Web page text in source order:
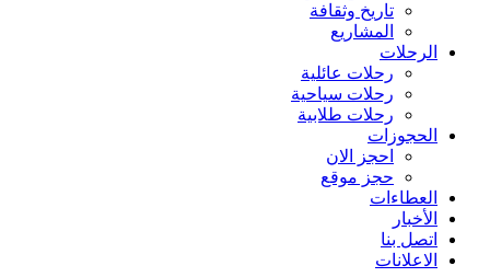
تاريخ وثقافة
المشاريع
الرحلات
رحلات عائلية
رحلات سياحية
رحلات طلابية
الحجوزات
احجز الان
حجز موقع
العطاءات
الأخبار
اتصل بنا
الاعلانات